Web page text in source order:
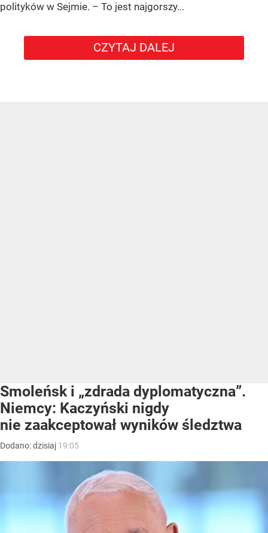
polityków w Sejmie. – To jest najgorszy...
CZYTAJ DALEJ
Smoleńsk i „zdrada dyplomatyczna”.
Niemcy: Kaczyński nigdy
nie zaakceptował wyników śledztwa
Dodano:dzisiaj 19:05